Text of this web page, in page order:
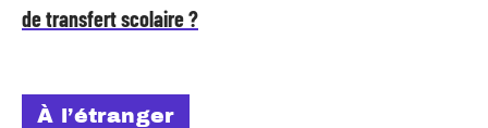
de transfert scolaire ?
À l’étranger